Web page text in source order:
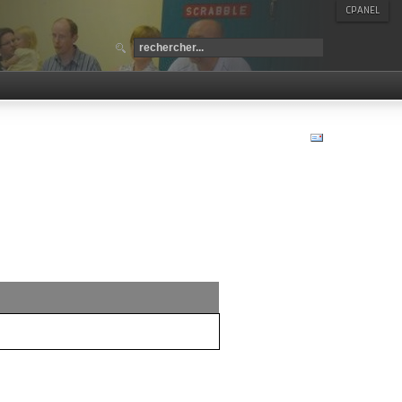
CPANEL